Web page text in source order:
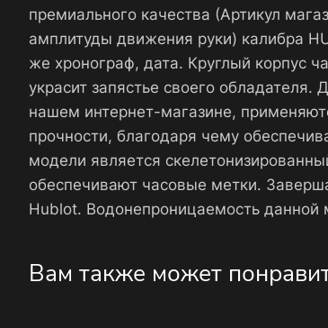
премиального качества (Артикул
амплитуды движения руки) калибра
же хронограф, дата. Круглый корпус
украсит запястье своего
нашем интернет-магазине,
прочности, благодаря чему
модели является
обеспечивают часовые метки.
Hublot. Водонепроницаемость данной
Вам также может